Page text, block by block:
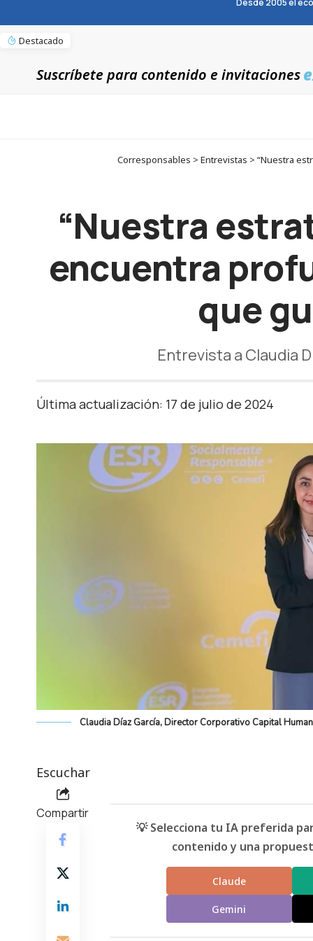
Desde 2005 el
Destacado
Suscríbete para contenido e invitaciones
Corresponsables > Entrevistas > “Nuestra
“Nuestra
encuentra
que
Entrevista a Claudia
Última actualización: 17 de julio de 2024
Claudia Díaz García, Director Corporativo Capital
Escuchar
Compartir
💡 Selecciona tu IA preferida
contenido y una
Claude
Gemini